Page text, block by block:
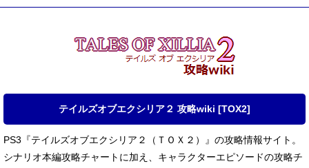
テイルズオブエクシリア２ 攻略wiki [TOX2]
PS3『テイルズオブエクシリア２（ＴＯＸ２）』の攻略情報サイト。
シナリオ本編攻略チャートに加え、キャラクターエピソードの攻略チ